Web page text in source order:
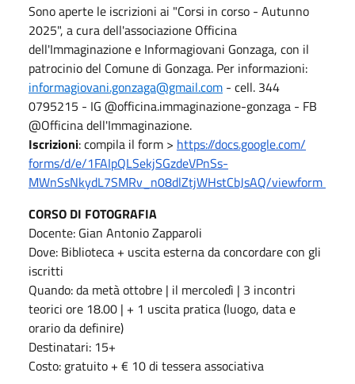
Sono aperte le iscrizioni ai "Corsi in corso - Autunno
2025", a cura dell'associazione Officina
dell'Immaginazione e Informagiovani Gonzaga, con il
patrocinio del Comune di Gonzaga. Per informazioni:
informagiovani.gonzaga@gmail.com - cell. 344
0795215 - IG @officina.immaginazione-gonzaga - FB
@Officina dell'Immaginazione.
Iscrizioni: compila il form > https://docs.google.com/
forms/d/e/1FAIpQLSekjSGzdeVPnSs-
MWnSsNkydL7SMRv_ n08dlZtjWHstCbJsAQ/viewform
CORSO DI FOTOGRAFIA
Docente: Gian Antonio Zapparoli
Dove: Biblioteca + uscita esterna da concordare con gli
iscritti
Quando: da metà ottobre | il mercoledì | 3 incontri
teorici ore 18.00 | + 1 uscita pratica (luogo, data e
orario da definire)
Destinatari: 15+
Costo: gratuito + € 10 di tessera associativa